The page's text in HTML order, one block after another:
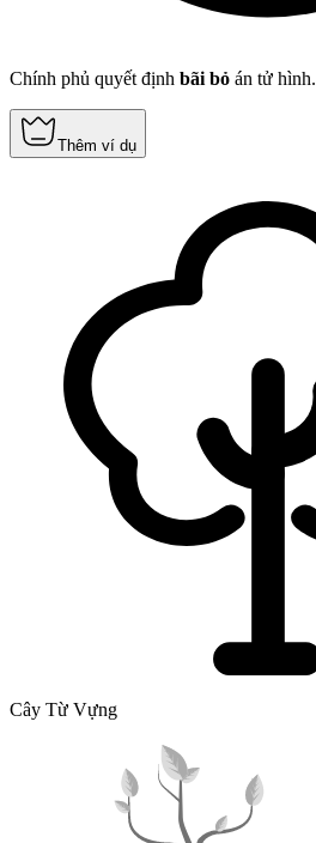
Chính phủ quyết định bãi bỏ án tử hình.
Thêm ví dụ
Cây Từ Vựng